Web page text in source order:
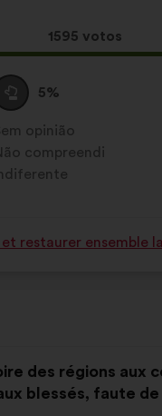
Esta
proposta
1595 votos
5%
opinião
compreendi
restaurer ensemble
des régions aux
blessés, faute